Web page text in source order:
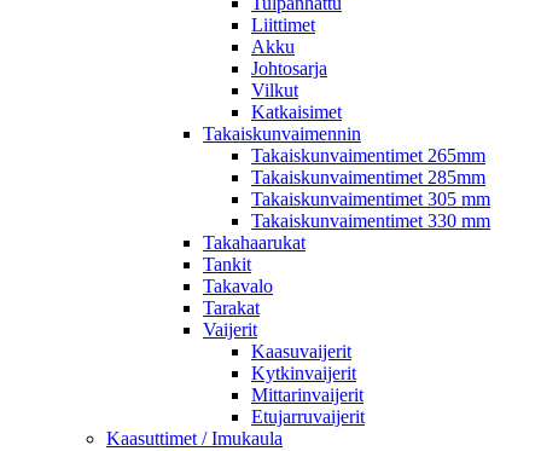
Liittimet
Akku
Johtosarja
Vilkut
Katkaisimet
Takaiskunvaimennin
Takaiskunvaimentimet 265mm
Takaiskunvaimentimet 285mm
Takaiskunvaimentimet 305 mm
Takaiskunvaimentimet 330 mm
Takahaarukat
Tankit
Takavalo
Tarakat
Vaijerit
Kaasuvaijerit
Kytkinvaijerit
Mittarinvaijerit
Etujarruvaijerit
Kaasuttimet / Imukaula